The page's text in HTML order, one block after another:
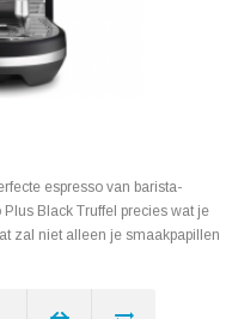
espresso van barista-
Black Truffel precies wat je
zal niet alleen je smaakpapillen